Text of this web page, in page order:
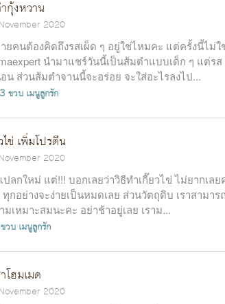
กุ้งหวาน
2020
ยคนต้องคิดถึงรสเผ็ด ๆ อยู่ใช่ไหมคะ แต่ครั้งนี้ไม่ใ
นำมาแชร์วันนี้เป็นส้มตำแบบเด็ก ๆ แต่รส
น ส่วนส้มตำจานนี้จะอร่อย จะใส่อะไรลงไป...
ขวบ เมนูลูกรัก
ข่ เพิ่มโปรตีน
2020
ปลกใหม่ แต่!!! บอกเลยว่าวิธีทำเกี๊ยวไข่ ไม่ยากเลย
กอย่างจะง่ายเป็นหมดเลย ส่วนวัตถุดิบ เราสามาร
เหมาะสมนะคะ อย่าช้าอยู่เลย เราม...
วบ เมนูลูกรัก
ฮมเมด
2020